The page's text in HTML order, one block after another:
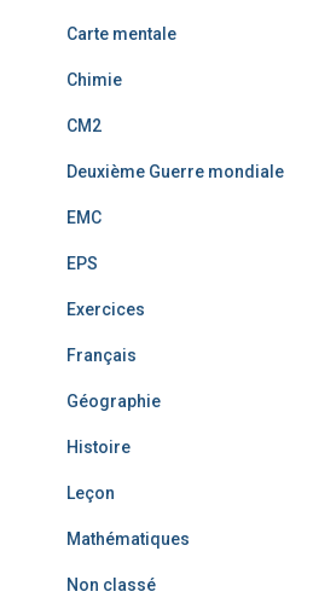
Carte mentale
Chimie
CM2
Deuxième Guerre mondiale
EMC
EPS
Exercices
Français
Géographie
Histoire
Leçon
Mathématiques
Non classé